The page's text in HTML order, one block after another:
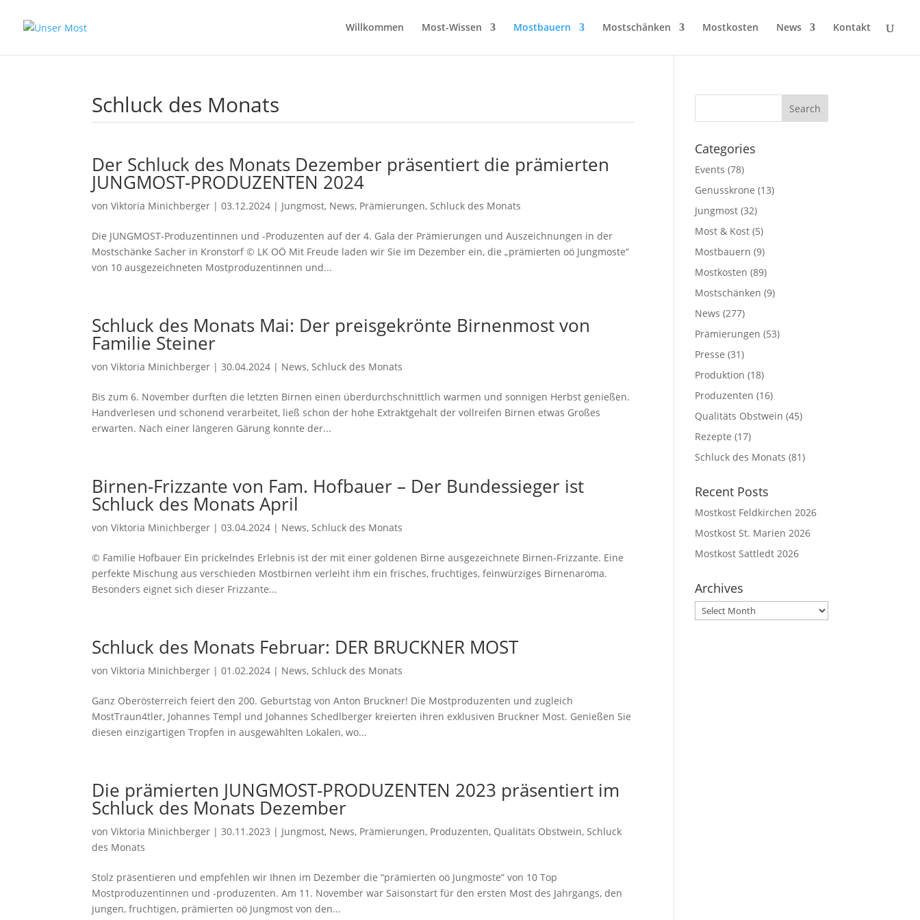
Willkommen Most-Wissen Mostbauern Mostschänken Mostkosten News Kontakt
Schluck des Monats
Der Schluck des Monats Dezember präsentiert die prämierten
JUNGMOST-PRODUZENTEN 2024
vonViktoria Minichberger |03.12.2024 | Jungmost, News, Prämierungen,Schluck des Monats
Die JUNGMOST-Produzentinnen und -Produzenten auf der 4. Gala der Prämierungen und Auszeichnungen in der
Mostschänke Sacher in Kronstorf © LK OÖ Mit Freude laden wir Sie im Dezember ein, die „prämierten oö Jungmoste“
von 10 ausgezeichneten Mostproduzentinnen und...
Schluck des Monats Mai: Der preisgekrönte Birnenmost von
Familie Steiner
vonViktoria Minichberger |30.04.2024 | News,Schluck des Monats
Bis zum 6. November durften die letzten Birnen einen überdurchschnittlich warmen und sonnigen Herbst genießen.
Handverlesen und schonend verarbeitet, ließ schon der hohe Extraktgehalt der vollreifen Birnen etwas Großes
erwarten. Nach einer längeren Gärung konnte der...
Birnen-Frizzante von Fam. Hofbauer – Der Bundessieger ist
Schluck des Monats April
vonViktoria Minichberger |03.04.2024 | News,Schluck des Monats
© Familie Hofbauer Ein prickelndes Erlebnis ist der mit einer goldenen Birne ausgezeichnete Birnen-Frizzante. Eine
perfekte Mischung aus verschieden Mostbirnen verleiht ihm ein frisches, fruchtiges, feinwürziges Birnenaroma.
Besonders eignet sich dieser Frizzante...
Schluck des Monats Februar: DER BRUCKNER MOST
vonViktoria Minichberger |01.02.2024 | News,Schluck des Monats
Ganz Oberösterreich feiert den 200. Geburtstag von Anton Bruckner! Die Mostproduzenten und zugleich
MostTraun4tler, Johannes Templ und Johannes Schedlberger kreierten ihren exklusiven Bruckner Most. Genießen Sie
diesen einzigartigen Tropfen in ausgewählten Lokalen, wo...
Die prämierten JUNGMOST-PRODUZENTEN 2023 präsentiert im
Schluck des Monats Dezember
vonViktoria Minichberger |30.11.2023 | Jungmost, News, Prämierungen, Produzenten, Qualitäts Obstwein,Schluck
des Monats
Stolz präsentieren und empfehlen wir Ihnen im Dezember die “prämierten oö Jungmoste” von 10 Top
Mostproduzentinnen und -produzenten. Am 11. November war Saisonstart für den ersten Most des Jahrgangs, den
jungen, fruchtigen, prämierten oö Jungmost von den...
Categories
Events (78)
Genusskrone (13)
Jungmost (32)
Most & Kost (5)
Mostbauern (9)
Mostkosten (89)
Mostschänken (9)
News (277)
Prämierungen (53)
Presse (31)
Produktion (18)
Produzenten (16)
Qualitäts Obstwein (45)
Rezepte (17)
Schluck des Monats (81)
Recent Posts
Mostkost Feldkirchen 2026
Mostkost St. Marien 2026
Mostkost Sattledt 2026
Archives
Archives